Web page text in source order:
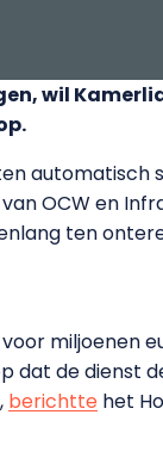
wil
automatisch
OCW en
ten
miljoenen
dat de dienst
berichtte het